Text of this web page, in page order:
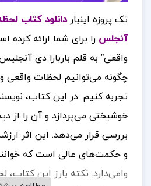
تک پروزه اینبار دانلود کتاب
آنجلس را برای شما ارائه
واقعی” به قلم باربارا دی
چگونه می‌توانیم لحظات واقعی
تجربه کنیم. در این کتاب،
خوشبختی می‌پردازد و آن را از
بررسی قرار می‌دهد. این اثر
و حکمت‌های عالی است که
وامی‌دارد. نکته بارز این